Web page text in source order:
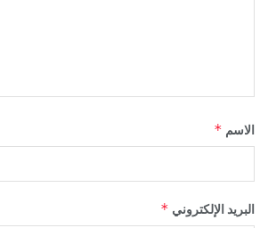
الاسم *
البريد الإلكتروني *